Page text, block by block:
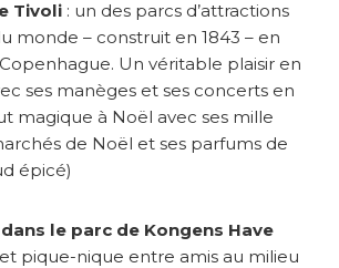
Tivoli : un des parcs d’attractions
monde – construit en 1843 – en
Un véritable plaisir en
ses manèges et ses concerts en
magique à Noël avec ses mille
de Noël et ses parfums de
épicé)
le parc de Kongens Have
pique-nique entre amis au milieu